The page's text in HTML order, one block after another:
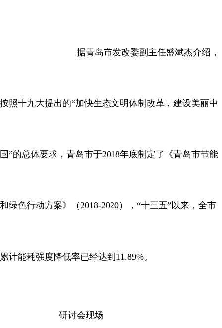
据青岛市发改委副主任盛斌杰介绍，
按照十九大提出的“加快生态文明体制改革，建设美丽中
国”的总体要求，青岛市于2018年底制定了《青岛市节能
和绿色行动方案》（2018-2020），“十三五”以来，全市
累计能耗强度降低率已经达到11.89%。
研讨会现场